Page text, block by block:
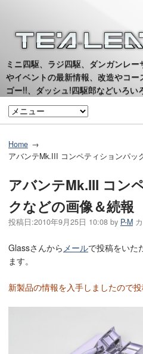
ミニ四駆、ラジ四駆、ダンガンレ
やイベントの最新情報、改造やコ
ゴー!!、ダッシュ!四駆郎などいろい
Home
アバンテMk.III コンペティションパッ
アバンテMk.III コン
クなどの画像＆続報
投稿日:2010年9月25日 10:08 by P-M
Glassさんから メールで投稿をいた
ます。
新製品の情報を入手しましたので投